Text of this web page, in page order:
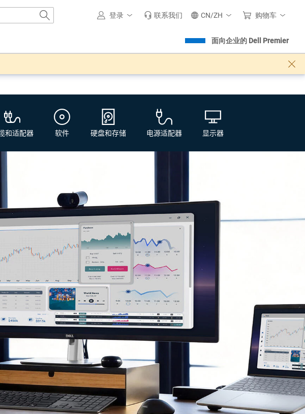
登录 联系我们 CN/ZH 购物车
面向企业的 Dell Premier
和适配器 软件 硬盘和存储 电源适配器 显示器